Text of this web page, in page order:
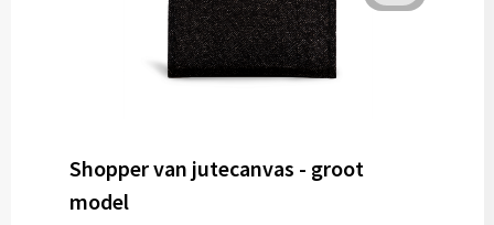
Shopper van jutecanvas - groot
model